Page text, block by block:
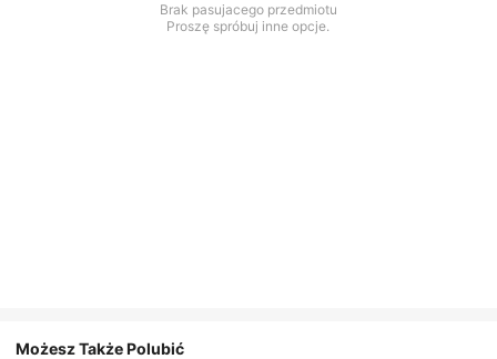
Brak pasujacego przedmiotu
Proszę spróbuj inne opcje.
Możesz Także Polubić